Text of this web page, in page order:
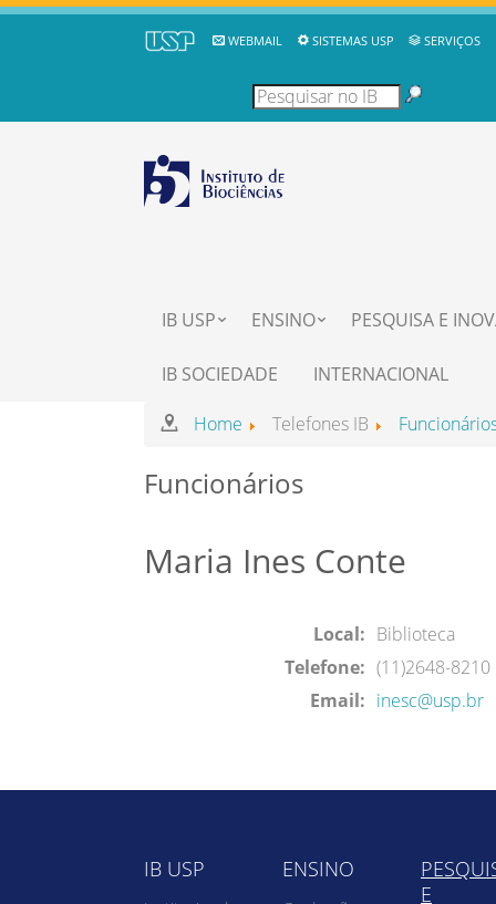
WEBMAIL SISTEMAS USP SERVIÇOS
IB USP ENSINO PESQUISA E
IB SOCIEDADE INTERNACIONAL
Home Telefones IB
Funcionários
Maria Ines Conte
Local: Biblioteca
Telefone: (11)2648-8210
Email: inesc@usp.br
IB USP ENSINO
E